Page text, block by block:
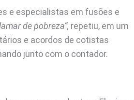
e especialistas em fusões e
de pobreza”, repetiu, em um
e acordos de cotistas
junto com o contador.